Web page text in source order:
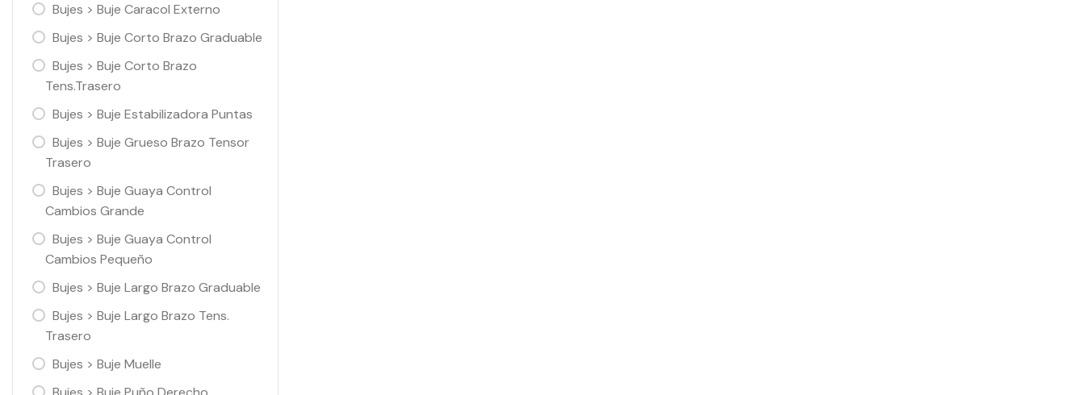
Bujes > Buje Caracol Externo
Bujes > Buje Corto Brazo Graduable
Bujes > Buje Corto Brazo
Tens.Trasero
Bujes > Buje Estabilizadora Puntas
Bujes > Buje Grueso Brazo Tensor
Trasero
Bujes > Buje Guaya Control
Cambios Grande
Bujes > Buje Guaya Control
Cambios Pequeño
Bujes > Buje Largo Brazo Graduable
Bujes > Buje Largo Brazo Tens.
Trasero
Bujes > Buje Muelle